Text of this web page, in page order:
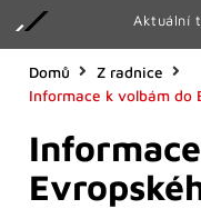
Aktuální
Domů
Z radnice
Informace k volbám do